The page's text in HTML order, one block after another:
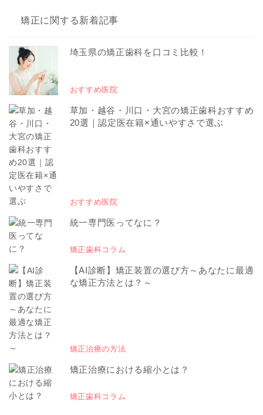
矯正に関する新着記事
埼玉県の矯正歯科を口コミ比較！
おすすめ医院
草加・越谷・川口・大宮の矯正歯科おすすめ
20選｜認定医在籍×通いやすさで選ぶ
おすすめ医院
統一専門医ってなに？
矯正歯科コラム
【AI診断】矯正装置の選び方～あなたに最適
な矯正方法とは？～
矯正治療の方法
矯正治療における縮小とは？
矯正歯科コラム